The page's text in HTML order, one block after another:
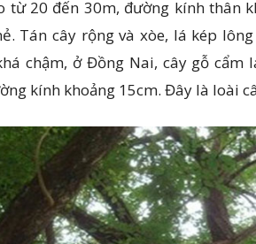
từ 20 đến 30m, đường kính thân
Tán cây rộng và xòe, lá kép
chậm, ở Đồng Nai, cây gỗ cẩm
kính khoảng 15cm. Đây là loài